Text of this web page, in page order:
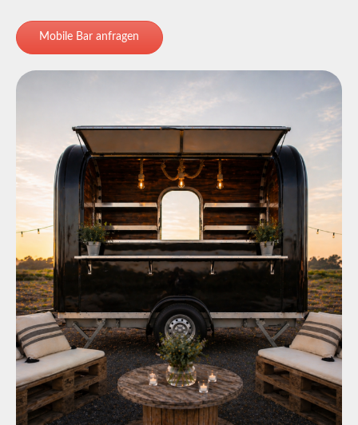
Mobile Bar anfragen